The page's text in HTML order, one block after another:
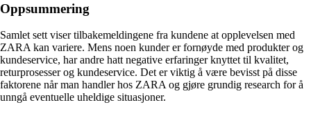
Oppsummering
Samlet sett viser tilbakemeldingene fra kundene at opplevelsen med
ZARA kan variere. Mens noen kunder er fornøyde med produkter og
kundeservice, har andre hatt negative erfaringer knyttet til kvalitet,
returprosesser og kundeservice. Det er viktig å være bevisst på disse
faktorene når man handler hos ZARA og gjøre grundig research for å
unngå eventuelle uheldige situasjoner.